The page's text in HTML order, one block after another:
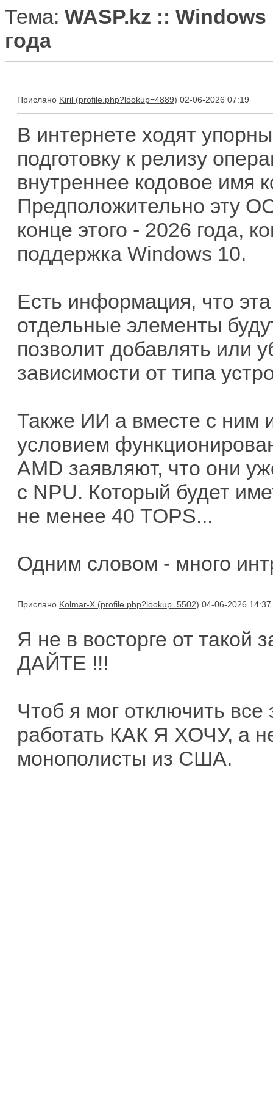
Тема: WASP.kz ::
года
Прислано Kiril 02-06-2026 07:19
В интернете ходят
подготовку к релизу
внутреннее кодовое имя
Предположительно эту
конце этого - 2026 года,
поддержка Windows 10.
Есть информация, что
отдельные элементы
позволит добавлять или
зависимости от типа
Также ИИ а вместе с ним
условием
AMD заявляют, что они
с NPU. Который будет
не менее 40 TOPS...
Одним словом - много
Прислано Kolmar-X 04-06-2026 14:37
Я не в восторге от
ДАЙТЕ !!!
Чтоб я мог отключить
работать КАК Я ХОЧУ, а
монополисты из США.